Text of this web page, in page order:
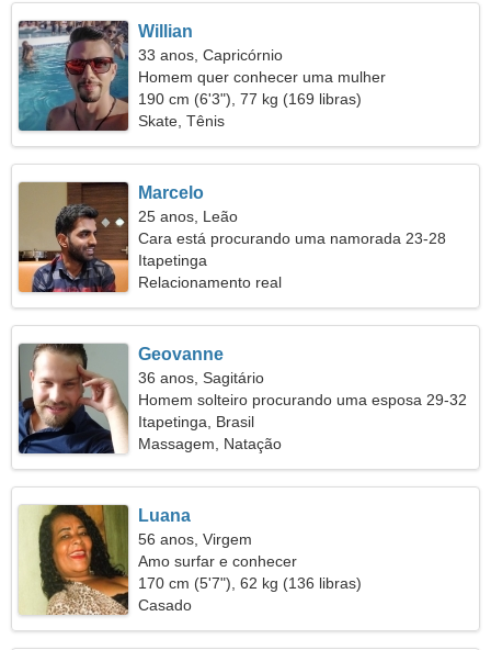
Willian
33 anos, Capricórnio
Homem quer conhecer uma mulher
190 cm (6'3"), 77 kg (169 libras)
Skate, Tênis
Marcelo
25 anos, Leão
Cara está procurando uma namorada 23-28
Itapetinga
Relacionamento real
Geovanne
36 anos, Sagitário
Homem solteiro procurando uma esposa 29-32
Itapetinga, Brasil
Massagem, Natação
Luana
56 anos, Virgem
Amo surfar e conhecer
170 cm (5'7"), 62 kg (136 libras)
Casado